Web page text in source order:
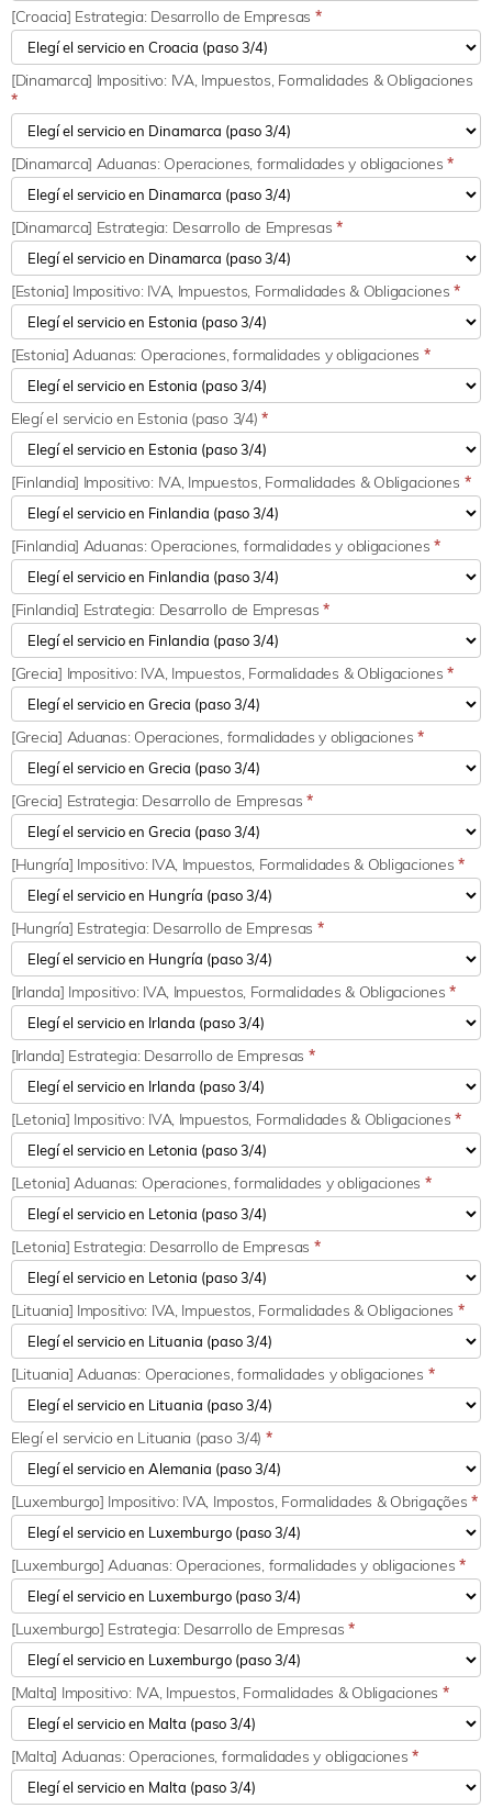
[Croacia] Estrategia: Desarrollo de Empresas *
[Dinamarca] Impositivo: IVA, Impuestos, Formalidades & Obligaciones
*
[Dinamarca] Aduanas: Operaciones, formalidades y obligaciones*
[Dinamarca] Estrategia: Desarrollo de Empresas*
[Estonia] Impositivo: IVA, Impuestos, Formalidades & Obligaciones*
[Estonia] Aduanas: Operaciones, formalidades y obligaciones *
Elegí el servicio en Estonia (paso 3/4)*
[Finlandia] Impositivo: IVA, Impuestos, Formalidades & Obligaciones *
[Finlandia] Aduanas: Operaciones, formalidades y obligaciones*
[Finlandia] Estrategia: Desarrollo de Empresas*
[Grecia] Impositivo: IVA, Impuestos, Formalidades & Obligaciones*
[Grecia] Aduanas: Operaciones, formalidades y obligaciones*
[Grecia] Estrategia: Desarrollo de Empresas*
[Hungría] Impositivo: IVA, Impuestos, Formalidades & Obligaciones*
[Hungría] Estrategia: Desarrollo de Empresas *
[Irlanda] Impositivo: IVA, Impuestos, Formalidades & Obligaciones*
[Irlanda] Estrategia: Desarrollo de Empresas *
[Letonia] Impositivo: IVA, Impuestos, Formalidades & Obligaciones*
[Letonia] Aduanas: Operaciones, formalidades y obligaciones *
[Letonia] Estrategia: Desarrollo de Empresas *
[Lituania] Impositivo: IVA, Impuestos, Formalidades & Obligaciones *
[Lituania] Aduanas: Operaciones, formalidades y obligaciones *
Elegí el servicio en Lituania (paso 3/4) *
[Luxemburgo] Impositivo: IVA, Impostos, Formalidades & Obrigações*
[Luxemburgo] Aduanas: Operaciones, formalidades y obligaciones *
[Luxemburgo] Estrategia: Desarrollo de Empresas*
[Malta] Impositivo: IVA, Impuestos, Formalidades & Obligaciones *
[Malta] Aduanas: Operaciones, formalidades y obligaciones*